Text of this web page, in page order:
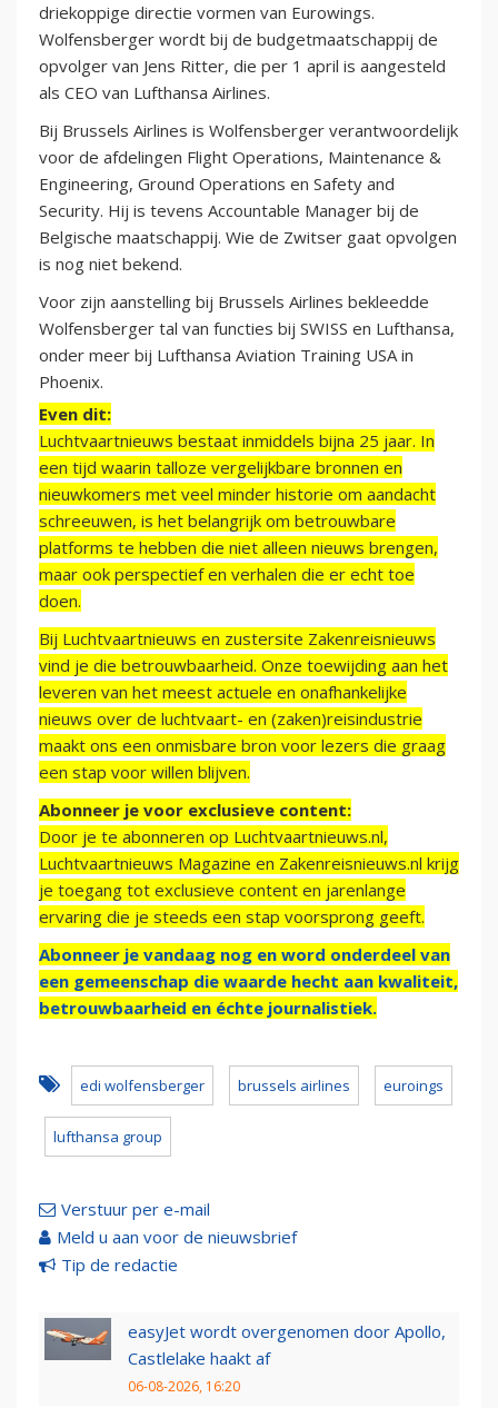
driekoppige directie vormen van Eurowings.
Wolfensberger wordt bij de budgetmaatschappij de
opvolger van Jens Ritter, die per 1 april is aangesteld
als CEO van Lufthansa Airlines.
Bij Brussels Airlines is Wolfensberger verantwoordelijk
voor de afdelingen Flight Operations, Maintenance &
Engineering, Ground Operations en Safety and
Security. Hij is tevens Accountable Manager bij de
Belgische maatschappij. Wie de Zwitser gaat opvolgen
is nog niet bekend.
Voor zijn aanstelling bij Brussels Airlines bekleedde
Wolfensberger tal van functies bij SWISS en Lufthansa,
onder meer bij Lufthansa Aviation Training USA in
Phoenix.
Even dit:
Luchtvaartnieuws bestaat inmiddels bijna 25 jaar. In
een tijd waarin talloze vergelijkbare bronnen en
nieuwkomers met veel minder historie om aandacht
schreeuwen, is het belangrijk om betrouwbare
platforms te hebben die niet alleen nieuws brengen,
maar ook perspectief en verhalen die er echt toe
doen.
Bij Luchtvaartnieuws en zustersite Zakenreisnieuws
vind je die betrouwbaarheid. Onze toewijding aan het
leveren van het meest actuele en onafhankelijke
nieuws over de luchtvaart- en (zaken)reisindustrie
maakt ons een onmisbare bron voor lezers die graag
een stap voor willen blijven.
Abonneer je voor exclusieve content:
Door je te abonneren op Luchtvaartnieuws.nl,
Luchtvaartnieuws Magazine en Zakenreisnieuws.nl krijg
je toegang tot exclusieve content en jarenlange
ervaring die je steeds een stap voorsprong geeft.
Abonneer je vandaag nog en word onderdeel van
een gemeenschap die waarde hecht aan kwaliteit,
betrouwbaarheid en échte journalistiek.
edi wolfensberger brussels airlines euroings
lufthansa group
Verstuur per e-mail
Meld u aan voor de nieuwsbrief
Tip de redactie
easyJet wordt overgenomen door Apollo,
Castlelake haakt af
06-08-2026, 16:20